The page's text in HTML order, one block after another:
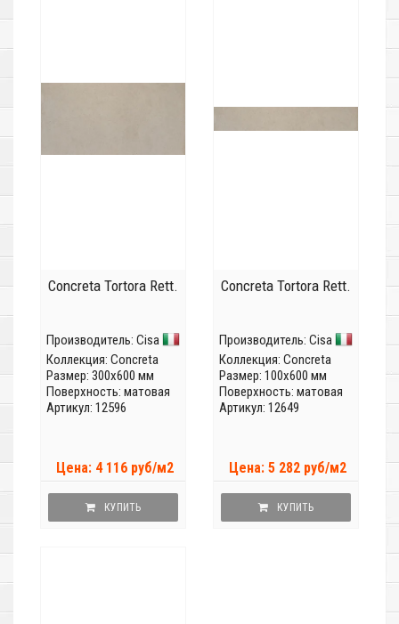
Concreta Tortora Rett.
Производитель: Cisa
Коллекция: Concreta
Размер: 300x600 мм
Поверхность: матовая
Артикул: 12596
Цена: 4 116 руб/м2
КУПИТЬ
Concreta Tortora Rett.
Производитель: Cisa
Коллекция: Concreta
Размер: 100x600 мм
Поверхность: матовая
Артикул: 12649
Цена: 5 282 руб/м2
КУПИТЬ